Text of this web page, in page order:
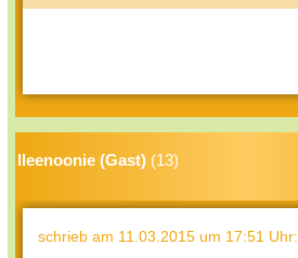
lleenoonie (Gast) (13)
schrieb am 11.03.2015 um 17:51 Uhr: